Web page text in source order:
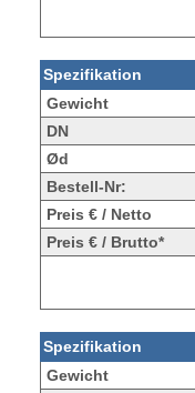
Spezifikation
Gewicht
DN
Ød
Bestell-Nr:
Preis € / Netto
Preis € / Brutto*
Spezifikation
Gewicht